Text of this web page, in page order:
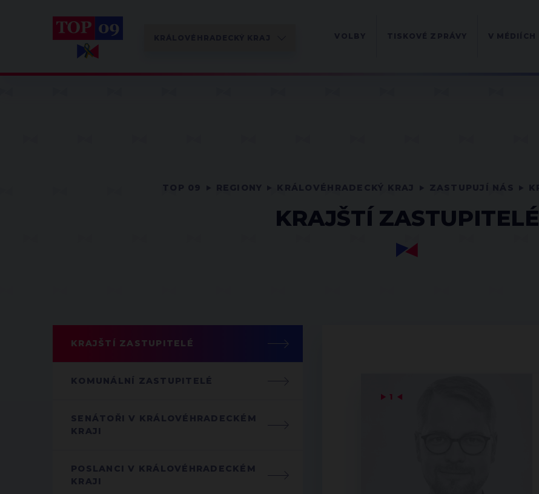
KRAJŠTÍ ZASTUPITELÉ
KRAJŠTÍ ZASTUPITELÉ
KOMUNÁLNÍ ZASTUPITELÉ
SENÁTOŘI V KRÁLOVÉHRADECKÉM
KRAJI
POSLANCI V KRÁLOVÉHRADECKÉM
KRAJI
▶ 1 ◀